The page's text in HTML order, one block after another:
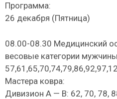
Программа:
26 декабря (Пятница)
08.00-08.30 Медицинский
весовые категории
Мастера ковра:
Дивизион А — В: 62, 70, 78,